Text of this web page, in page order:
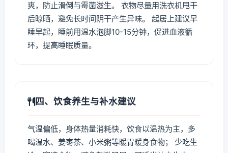
爽，防止滑倒与霉菌滋生。 衣物尽量用洗衣机甩干
后晾晒，避免长时间阴干产生异味。 起居上建议早
睡早起，睡前用温水泡脚10-15分钟，促进血液循
环，提高睡眠质量。
四、饮食养生与补水建议
气温偏低，身体热量消耗快，饮食以温热为主，多
喝温水、姜枣茶、小米粥等暖胃暖身食物； 少吃生